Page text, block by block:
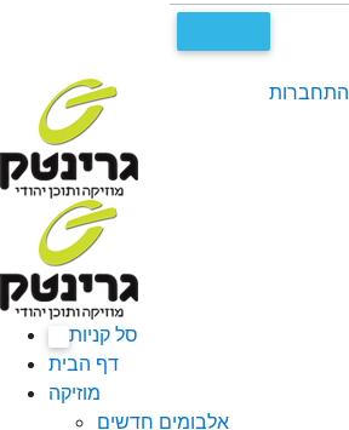
התחברות
סל קניות
דף הבית
מוזיקה
אלבומים חדשים